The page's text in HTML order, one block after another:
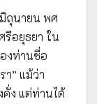
ถุนายน พศ
อยุธยา ใน
งท่านชื่อ
า” แม้ว่า
ง แต่ท่านได้